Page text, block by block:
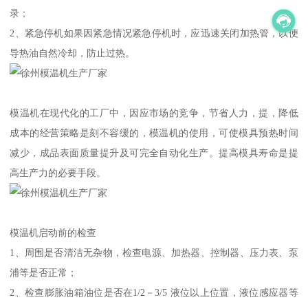
录；
2、紧急停机如果因紧急情况紧急停机时，应迅速关闭加热管，以便
导热油自然冷却，防止过热。
模温机在现代化的工厂中，因应市场的竞争，节省人力，提，降低
成本的经营策略是刻不容缓的，模温机的使用，可使模具预热时间
减少，成品表面质量提升及可完全自动化生产。提高模具寿命是提
高生产力的必要手段。
模温机启动前的检查
1、周围是否清洁无杂物，检查电源、加热器、控制器、压力表、泵
浦等是否正常；
2、检查膨胀油箱油位是否在1/2－3/5 液位以上位置，液位感应器等